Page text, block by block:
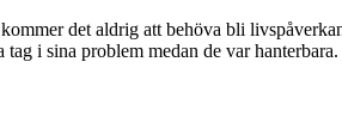
kommer det aldrig att behöva bli livspå
tag i sina problem medan de var hanterbara.